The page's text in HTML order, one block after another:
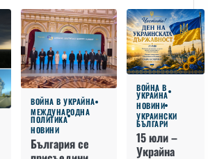
ВОЙНА В УКРАЙНА
МЕЖДУНАРОДНА
ПОЛИТИКА
НОВИНИ
България се
ВОЙНА В
УКРАЙНА
НОВИНИ
УКРАИНСКИ
БЪЛГАРИ
15 юли –
Украйна